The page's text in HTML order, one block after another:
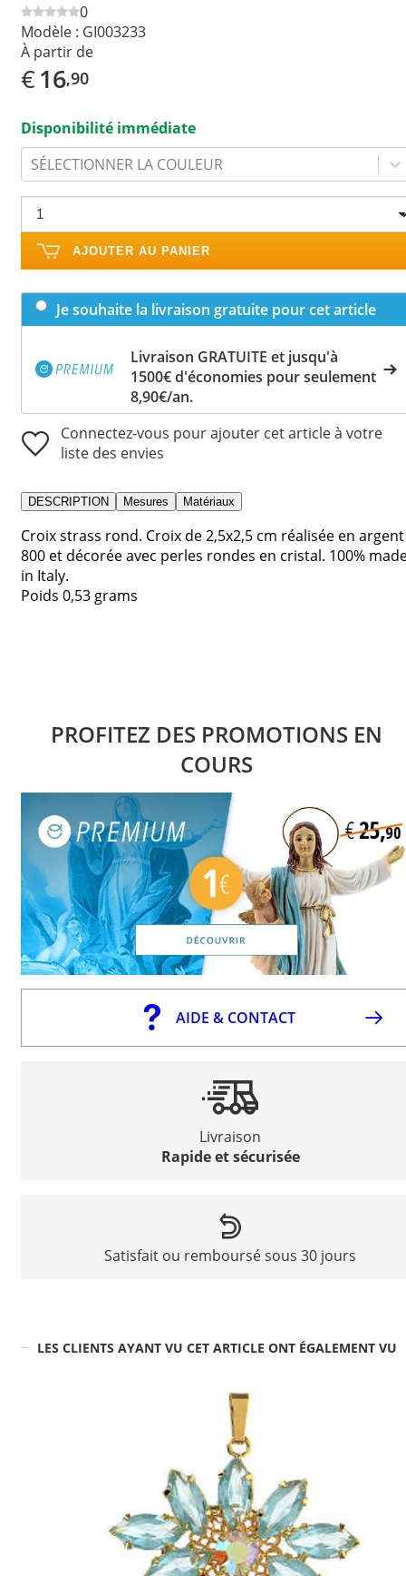
0
Modèle : GI003233
À partir de
€16,90
Disponibilité immédiate
SÉLECTIONNER LA COULEUR
AJOUTER AU PANIER
Je souhaite la livraison gratuite pour cet article
Livraison GRATUITE et jusqu'à
1500€ d'économies pour seulement
8,90€/an.
Connectez-vous pour ajouter cet article à votre
liste des envies
DESCRIPTION Mesures Matériaux
Croix strass rond. Croix de 2,5x2,5 cm réalisée en argent
800 et décorée avec perles rondes en cristal. 100%
in Italy.
Poids 0,53 grams
PROFITEZ DES PROMOTIONS EN
COURS
AIDE & CONTACT
Livraison
Rapide et sécurisée
Satisfait ou remboursé sous 30 jours
LES CLIENTS AYANT VU CET ARTICLE ONT ÉGALEMENT VU